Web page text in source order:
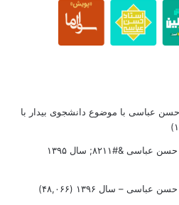
عباسی با موضوع دانشجوی بیدار با
&#۸۲۱۱; سال ۱۳۹۵
عباسی – سال ۱۳۹۶ (۴۸,۰۶۶)